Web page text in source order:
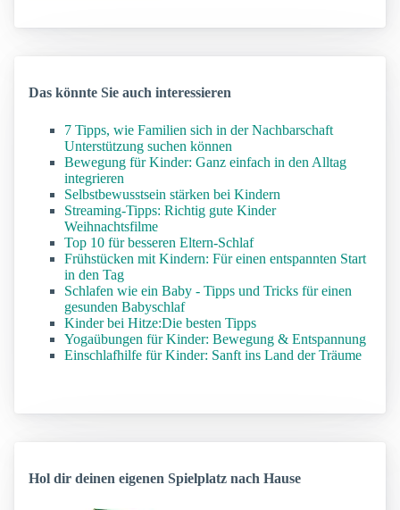
Das könnte Sie auch interessieren
7 Tipps, wie Familien sich in der Nachbarschaft
Unterstützung suchen können
Bewegung für Kinder: Ganz einfach in den Alltag
integrieren
Selbstbewusstsein stärken bei Kindern
Streaming-Tipps: Richtig gute Kinder
Weihnachtsfilme
Top 10 für besseren Eltern-Schlaf
Frühstücken mit Kindern: Für einen entspannten Start
in den Tag
Schlafen wie ein Baby - Tipps und Tricks für einen
gesunden Babyschlaf
Kinder bei Hitze:Die besten Tipps
Yogaübungen für Kinder: Bewegung & Entspannung
Einschlafhilfe für Kinder: Sanft ins Land der Träume
Hol dir deinen eigenen Spielplatz nach Hause